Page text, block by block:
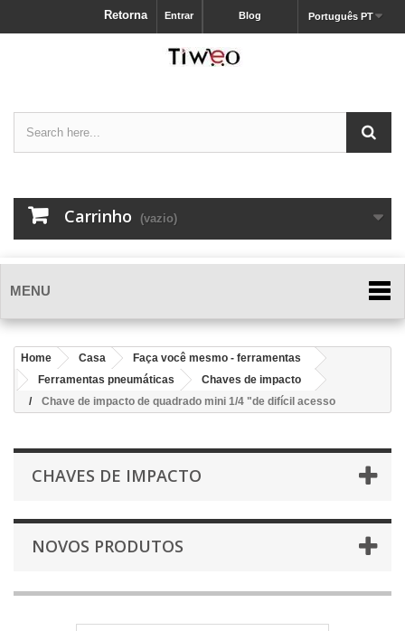
Português PT
Blog
Entrar
Retorna
Carrinho (vazio)
MENU
Home Casa
Faça você mesmo - ferramentas
Ferramentas pneumáticas
Chaves de impacto
Chave de impacto de quadrado mini 1/4 "de difícil acesso
CHAVES DE IMPACTO
NOVOS PRODUTOS